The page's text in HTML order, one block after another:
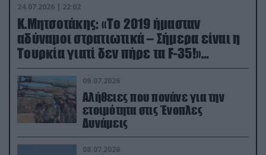
24.07.2026 | 22:02
Κ.Μητσοτάκης: «Το 2019 ήμασταν
αδύναμοι στρατιωτικά – Σήμερα είναι η
Τουρκία γιατί δεν πήρε τα F-35!»
(βίντεο)
09.07.2026
Αλήθειες που πονάνε για την
ετοιμότητα στις Ένοπλες
Δυνάμεις
08.07.2026